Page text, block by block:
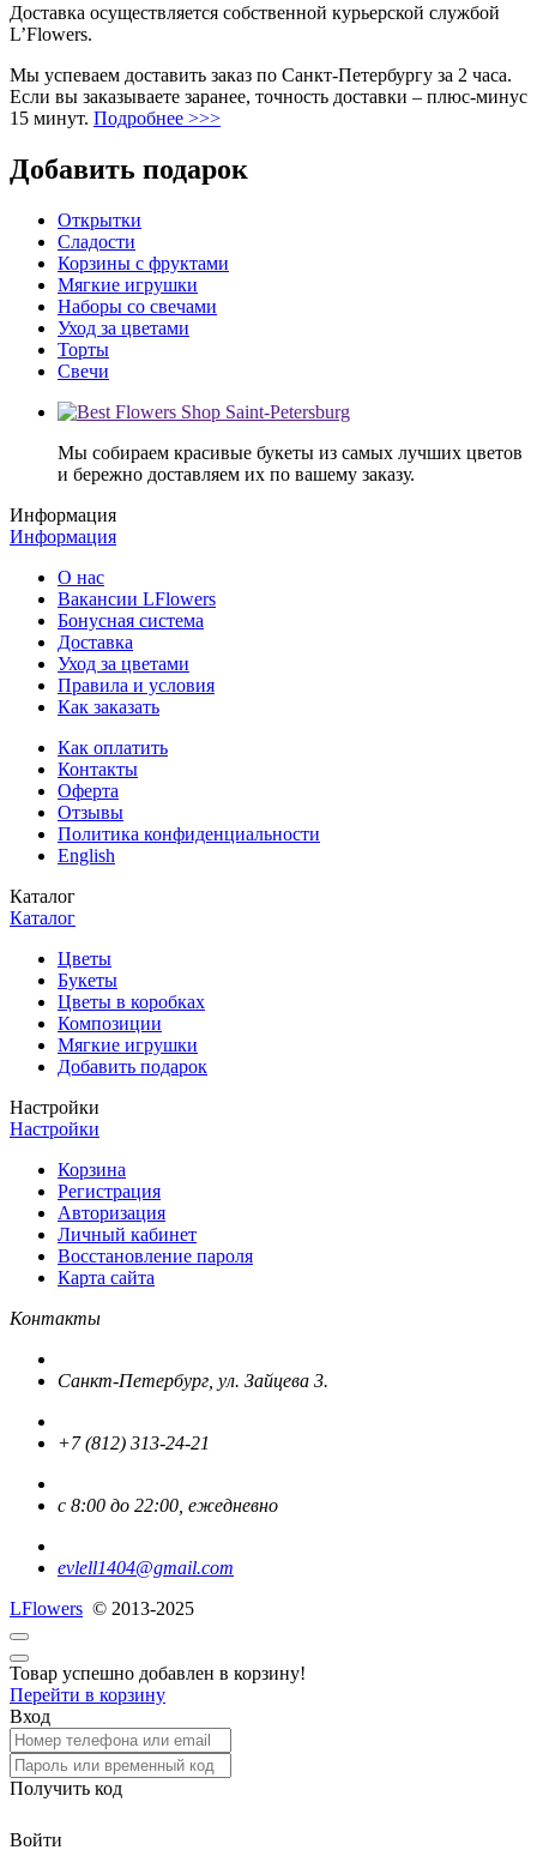
Доставка осуществляется собственной курьерской службой
L’Flowers.
Мы успеваем доставить заказ по Санкт-Петербургу за 2 часа.
Если вы заказываете заранее, точность доставки – плюс-минус
15 минут. Подробнее >>>
Добавить подарок
Открытки
Сладости
Корзины с фруктами
Мягкие игрушки
Наборы со свечами
Уход за цветами
Торты
Свечи
Мы собираем красивые букеты из самых лучших цветов
и бережно доставляем их по вашему заказу.
Информация
Информация
О нас
Вакансии LFlowers
Бонусная система
Доставка
Уход за цветами
Правила и условия
Как заказать
Как оплатить
Контакты
Оферта
Отзывы
Политика конфиденциальности
English
Каталог
Каталог
Цветы
Букеты
Цветы в коробках
Композиции
Мягкие игрушки
Добавить подарок
Настройки
Настройки
Корзина
Регистрация
Авторизация
Личный кабинет
Восстановление пароля
Карта сайта
Контакты
Санкт-Петербург, ул. Зайцева 3.
+7 (812) 313-24-21
с 8:00 до 22:00, ежедневно
evlell1404@gmail.com
LFlowers © 2013-2025
Товар успешно добавлен в корзину!
Перейти в корзину
Вход
Получить код
Войти